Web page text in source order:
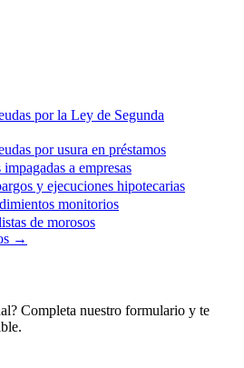
por la Ley de Segunda
por usura en préstamos
a empresas
y ejecuciones hipotecarias
monitorios
de morosos
→
Completa nuestro formulario y te